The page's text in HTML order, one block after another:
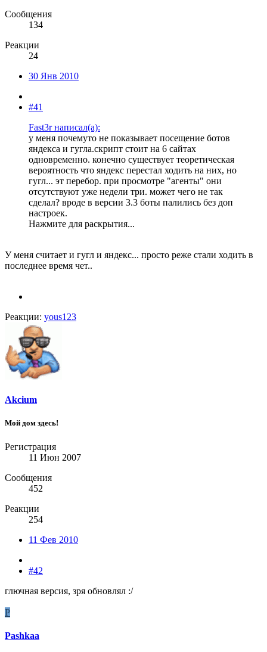
Сообщения
134
Реакции
24
30 Янв 2010
#41
Fast3r написал(а):
у меня почемуто не показывает посещение ботов
яндекса и гугла.скрипт стоит на 6 сайтах
одновременно. конечно существует теоретическая
вероятность что яндекс перестал ходить на них, но
гугл... эт перебор. при просмотре "агенты" они
отсутствуют уже недели три. может чего не так
сделал? вроде в версии 3.3 боты палились без доп
настроек.
Нажмите для раскрытия...
У меня считает и гугл и яндекс... просто реже стали ходить в
последнее время чет..
Реакции: yous123
Akcium
Мой дом здесь!
Регистрация
11 Июн 2007
Сообщения
452
Реакции
254
11 Фев 2010
#42
глючная версия, зря обновлял :/
P
Pashkaa